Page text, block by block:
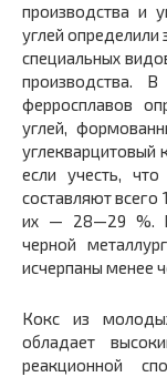
производства и
углей
специальных
производства.
ферросплавов
углей,
углекварцитовый
если учесть,
составляют всего
их — 28—29 %.
черной
исчерпаны менее
Кокс из
обладает
реакционной